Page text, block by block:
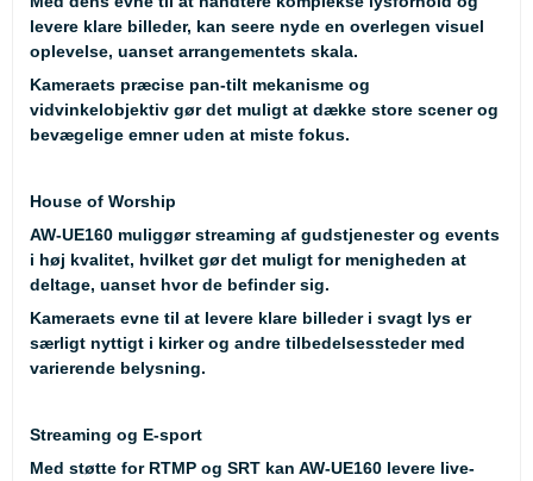
levere klare billeder, kan seere nyde en overlegen visuel
oplevelse, uanset arrangementets skala.
Kameraets præcise pan-tilt mekanisme og
vidvinkelobjektiv gør det muligt at dække store scener og
bevægelige emner uden at miste fokus.
House of Worship
AW-UE160 muliggør streaming af gudstjenester og events
i høj kvalitet, hvilket gør det muligt for menigheden at
deltage, uanset hvor de befinder sig.
Kameraets evne til at levere klare billeder i svagt lys er
særligt nyttigt i kirker og andre tilbedelsessteder med
varierende belysning.
Streaming og E-sport
Med støtte for RTMP og SRT kan AW-UE160 levere live-